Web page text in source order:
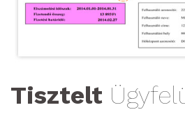
Tisztelt